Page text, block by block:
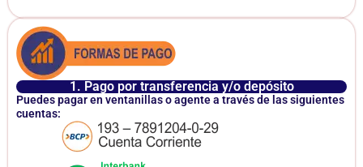
1. Pago por transferencia y/o depósito
Puedes pagar en ventanillas o agente a través de las siguientes
cuentas: